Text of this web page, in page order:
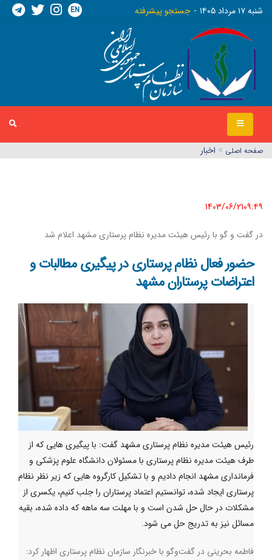
شنبه ١٧ مرداد ١٤٠٥ جستجو پیشرفته EN
صفحه اصلي > اخبار
1403/06/21٠٩:٤٩
در گفت و گو با رئیس هیئت مدیره نظام پرستاری مشهد اعلام شد
حضور فعال نظام پرستاری در پیگیری مطالبات و
اعتراضات پرستاران مشهد
رئیس هیئت مدیره نظام پرستاری مشهد گفت: با پیگیری هایی که از
طرف هیئت مدیره نظام پرستاری با مسئولان دانشگاه علوم پزشکی و
فرمانداری مشهد انجام دادیم و با تشکیل کارگروه هایی که زیر نظر نظام
پرستاری ایجاد شده، توانستیم اعتماد پرستاران را جلب کنیم، یکسری از
مشکلات در حال حل شدن است و با مهلت سه ماهه که داده شده، بقیه
مسائل نیز به تدریج حل می شود.
فاطمه بحرینی در گفت‌وگو با خبرنگار سازمان نظام پرستاری اظهار کرد: